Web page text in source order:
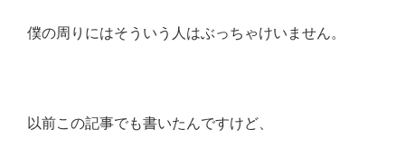
僕の周りにはそういう人はぶっちゃけいません。
以前この記事でも書いたんですけど、